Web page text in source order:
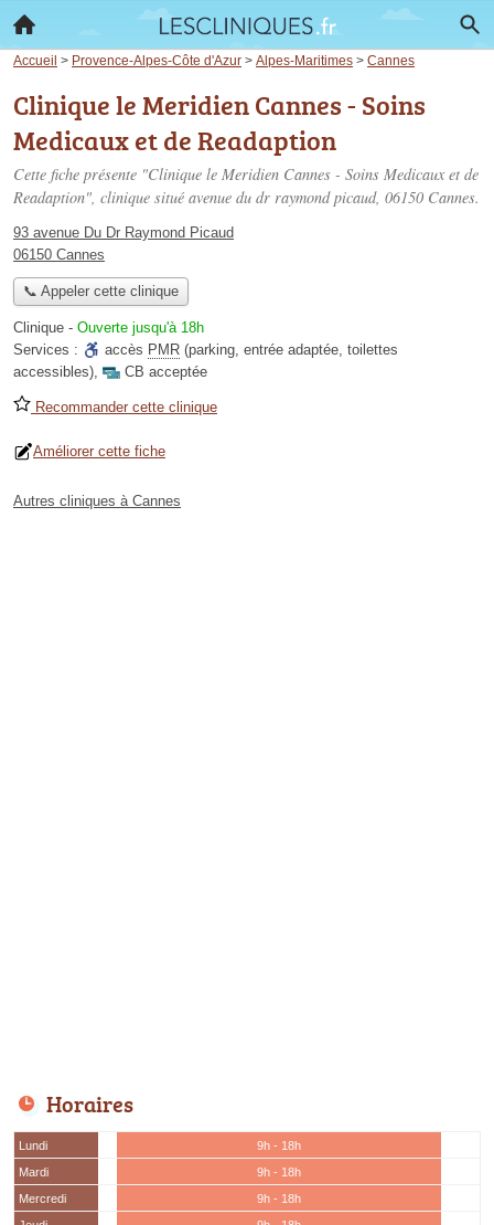
Accueil > Provence-Alpes-Côte d'Azur > Alpes-Maritimes > Cannes
Clinique le Meridien Cannes - Soins
Medicaux et de Readaption
Cette fiche présente "Clinique le Meridien Cannes - Soins Medicaux et de
Readaption", clinique situé avenue du dr raymond picaud, 06150 Cannes.
93 avenue Du Dr Raymond Picaud
06150 Cannes
📞 Appeler cette clinique
Clinique - Ouverte jusqu'à 18h
Services :
accès PMR (parking, entrée adaptée, toilettes
accessibles), CB acceptée
Recommander cette clinique
Améliorer cette fiche
Autres cliniques à Cannes
Horaires
Lundi
9h - 18h
Mardi
9h - 18h
Mercredi
9h - 18h